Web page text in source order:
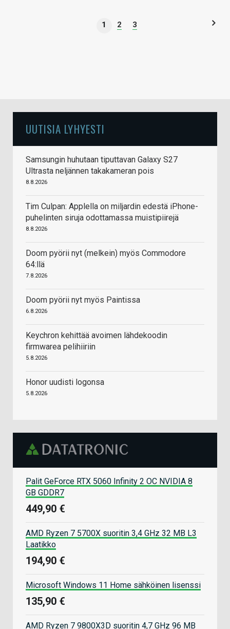
1 2 3
UUTISIA LYHYESTI
Samsungin huhutaan tiputtavan Galaxy S27
Ultrasta neljännen takakameran pois
8.8.2026
Tim Culpan: Applella on miljardin edestä iPhone-
puhelinten siruja odottamassa muistipiirejä
8.8.2026
Doom pyörii nyt (melkein) myös Commodore
64:llä
7.8.2026
Doom pyörii nyt myös Paintissa
6.8.2026
Keychron kehittää avoimen lähdekoodin
firmwarea pelihiiriin
5.8.2026
Honor uudisti logonsa
5.8.2026
Palit GeForce RTX 5060 Infinity 2 OC NVIDIA 8
GB GDDR7
449,90 €
AMD Ryzen 7 5700X suoritin 3,4 GHz 32 MB L3
Laatikko
194,90 €
Microsoft Windows 11 Home sähköinen lisenssi
135,90 €
AMD Ryzen 7 9800X3D suoritin 4,7 GHz 96 MB